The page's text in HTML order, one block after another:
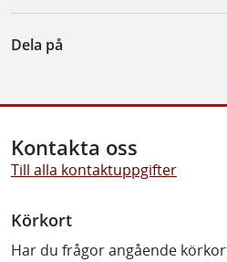
Dela på
Kontakta oss
Till alla kontaktuppgifter
Körkort
Har du frågor angående